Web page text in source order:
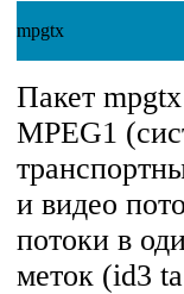
mpgtx
Пакет
MPEG1
и видео
потоки в
меток (id3